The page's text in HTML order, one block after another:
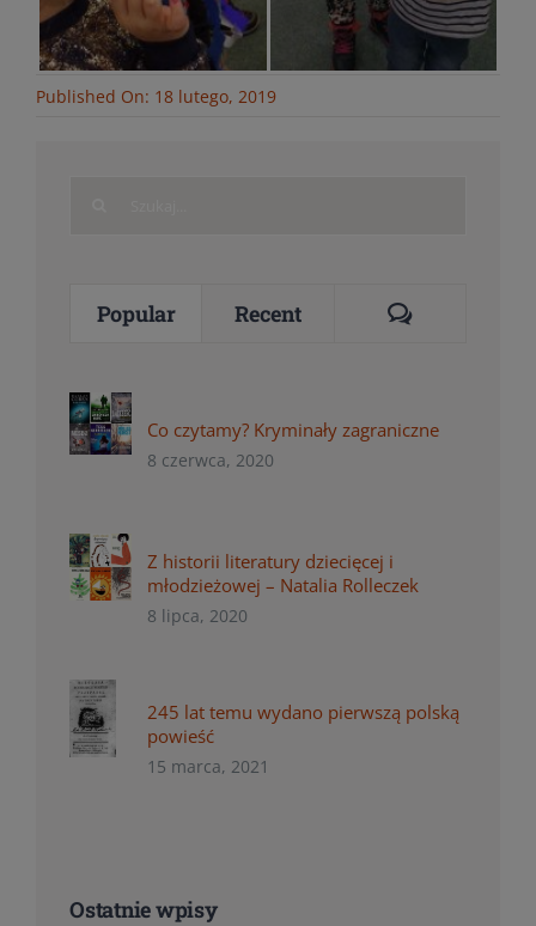
Published On: 18 lutego, 2019
Popular Recent Comments
Co czytamy? Kryminały zagraniczne
8 czerwca, 2020
Z historii literatury dziecięcej i
młodzieżowej – Natalia Rolleczek
8 lipca, 2020
245 lat temu wydano pierwszą polską
powieść
15 marca, 2021
Ostatnie wpisy